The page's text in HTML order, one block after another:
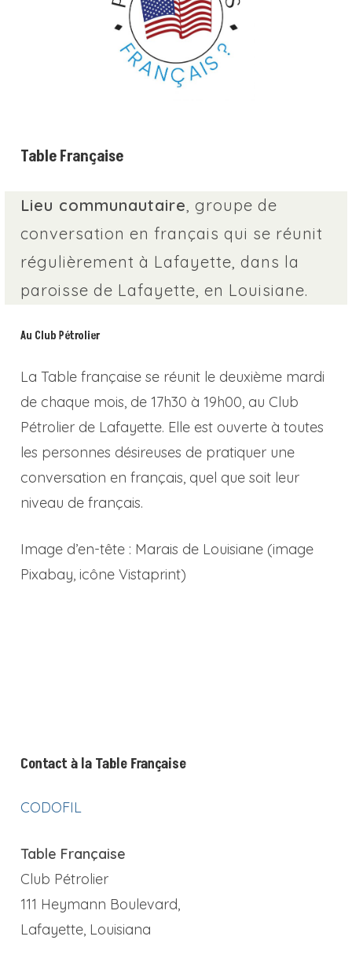
Table Française
Lieu communautaire , groupe de
conversation en français qui se réunit
régulièrement à Lafayette, dans la
paroisse de Lafayette, en Louisiane.
Au Club Pétrolier
La Table française se réunit le deuxième mardi
de chaque mois, de 17h30 à 19h00, au Club
Pétrolier de Lafayette. Elle est ouverte à toutes
les personnes désireuses de pratiquer une
conversation en français, quel que soit leur
niveau de français.
Image d’en-tête : Marais de Louisiane (image
Pixabay, icône Vistaprint)
Contact à la Table Française
CODOFIL
Table Française
Club Pétrolier
111 Heymann Boulevard,
Lafayette, Louisiana